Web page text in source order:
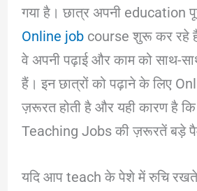
गया है। छात्र अपनी education
Online jobcourse शुरू कर रहे
वे अपनी पढ़ाई और काम को साथ-
हैं। इन छात्रों को पढ़ाने के लिए
ज़रूरत होती है और यही कारण है
Teaching Jobs की ज़रूरतें बड़े
यदि आप teach के पेशे में रुचि